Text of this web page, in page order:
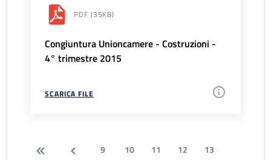
PDF (35KB)
Congiuntura Unioncamere - Costruzioni -
4° trimestre 2015
SCARICA FILE
9 10 11 12
13